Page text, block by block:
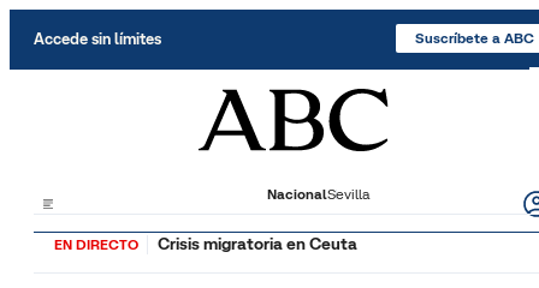
Accede sin límites Suscríbete a ABC
NacionalSevilla
EN DIRECTO Crisis migratoria en Ceuta